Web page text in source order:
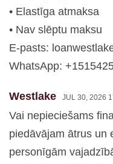
• Elastīga atmaksa
• Nav slēptu maksu
E-pasts:
WhatsApp:
Westlake JUL 30, 2026
Vai nepieciešams
piedāvājam ātrus un
personīgām